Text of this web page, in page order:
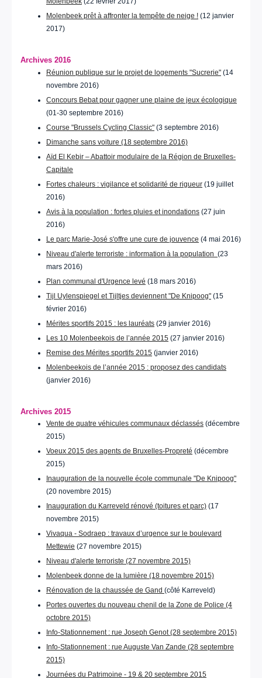
Molenbeek prêt à affronter la tempête de neige ! (12 janvier
2017)
Archives 2016
Réunion publique sur le projet de logements "Sucrerie" (14
novembre 2016)
Concours Bebat pour gagner une plaine de jeux écologique
(01-30 septembre 2016)
Course "Brussels Cycling Classic" (3 septembre 2016)
Dimanche sans voiture (18 septembre 2016)
Aïd El Kebir – Abattoir modulaire de la Région de Bruxelles-
Capitale
Fortes chaleurs : vigilance et solidarité de rigueur (19 juillet
2016)
Avis à la population : fortes pluies et inondations (27 juin
2016)
Le parc Marie-José s'offre une cure de jouvence (4 mai 2016)
Niveau d'alerte terroriste : information à la population (23
mars 2016)
Plan communal d'Urgence levé (18 mars 2016)
Tijl Uylenspiegel et Tijltjes deviennent "De Knipoog" (15
février 2016)
Mérites sportifs 2015 : les lauréats (29 janvier 2016)
Les 10 Molenbeekois de l’année 2015 (27 janvier 2016)
Remise des Mérites sportifs 2015 (janvier 2016)
Molenbeekois de l’année 2015 : proposez des candidats
(janvier 2016)
Archives 2015
Vente de quatre véhicules communaux déclassés (décembre
2015)
Voeux 2015 des agents de Bruxelles-Propreté (décembre
2015)
Inauguration de la nouvelle école communale "De Knipoog"
(20 novembre 2015)
Inauguration du Karreveld rénové (toitures et parc) (17
novembre 2015)
Vivaqua - Sodraep : travaux d’urgence sur le boulevard
Mettewie (27 novembre 2015)
Niveau d'alerte terroriste (27 novembre 2015)
Molenbeek donne de la lumière (18 novembre 2015)
Rénovation de la chaussée de Gand (côté Karreveld)
Portes ouvertes du nouveau chenil de la Zone de Police (4
octobre 2015)
Info-Stationnement : rue Joseph Genot (28 septembre 2015)
Info-Stationnement : rue Auguste Van Zande (28 septembre
2015)
Journées du Patrimoine - 19 & 20 septembre 2015